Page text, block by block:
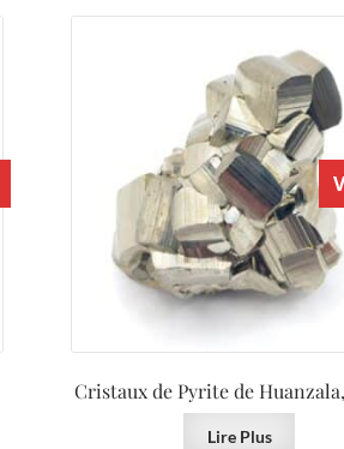
Cristaux de Pyrite de
Lire Plus